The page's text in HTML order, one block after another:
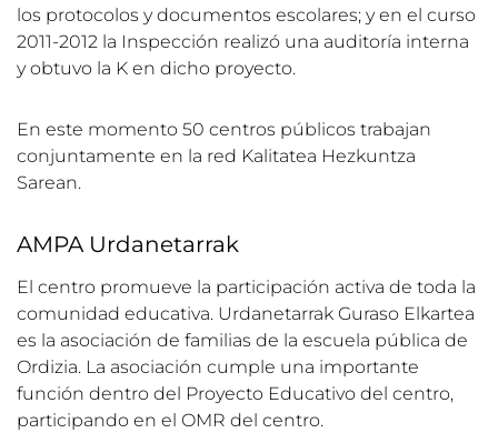
los protocolos y documentos escolares; y en el curso
2011-2012 la Inspección realizó una auditoría interna
y obtuvo la K en dicho proyecto.
En este momento 50 centros públicos trabajan
conjuntamente en la red Kalitatea Hezkuntza
Sarean.
AMPA Urdanetarrak
El centro promueve la participación activa de toda la
comunidad educativa. Urdanetarrak Guraso Elkartea
es la asociación de familias de la escuela pública de
Ordizia. La asociación cumple una importante
función dentro del Proyecto Educativo del centro,
participando en el OMR del centro.